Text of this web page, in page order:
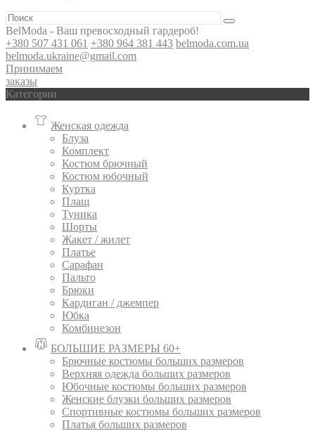
BelModa - Ваш превосходный гардероб!
+380 507 431 061 +380 964 381 443 belmoda.com.ua
belmoda.ukraine@gmail.com
Принимаем
заказы
Категории
Женская одежда
Блуза
Комплект
Костюм брючный
Костюм юбочный
Куртка
Плащ
Туника
Шорты
Жакет / жилет
Платье
Сарафан
Пальто
Брюки
Кардиган / джемпер
Юбка
Комбинезон
БОЛЬШИЕ РАЗМЕРЫ 60+
Брючные костюмы больших размеров
Верхняя одежда больших размеров
Юбочные костюмы больших размеров
Женские блузки больших размеров
Спортивные костюмы больших размеров
Платья больших размеров